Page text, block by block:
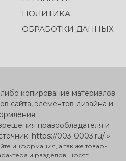
ПОЛИТИКА
ОБРАБОТКИ ДАННЫХ
копирование материалов
сайта, элементов дизайна и
правообладателя и
https://003-0003.ru/ »
информация, а так же товары
и разделов, носят